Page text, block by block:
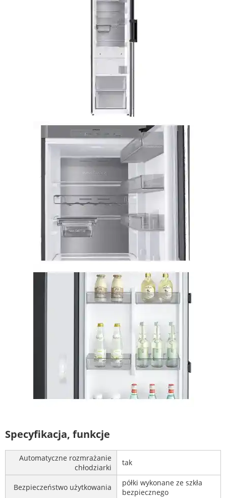
Specyfikacja, funkcje
Automatyczne rozmrażanie
chłodziarki
tak
Bezpieczeństwo użytkowania
półki wykonane ze szkła
bezpiecznego